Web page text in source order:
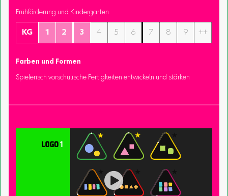
Frühförderung und Kindergarten
KG 1 2 3 4 5 6 7 8 9 ++
Farben und Formen
Spielerisch vorschulische Fertigkeiten entwickeln und stärken
